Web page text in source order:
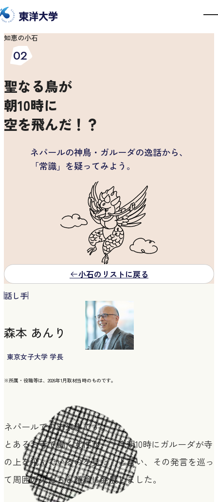
知恵の小石
02
聖なる鳥が
朝10時に
空を飛んだ！？
ネパールの神鳥・ガルーダの逸話から、
「常識」を疑ってみよう。
小石のリストに戻る
話し手
森本 あんり
東京女子大学 学長
※所属・役職等は、2026年1月取材当時のものです。
ネパールでの出来事です。
とあるお寺で働く女性が、「今朝10時にガルーダが寺
の上を飛んでいるのを見た」と言い、その発言を巡っ
て周囲の人たちと議論に発展しました。